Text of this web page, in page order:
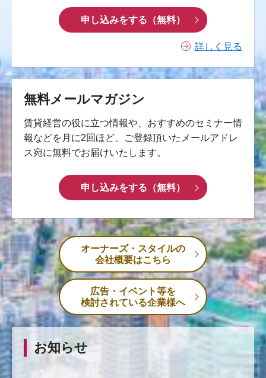
申し込みをする（無料）
詳しく見る
無料メールマガジン
賃貸経営の役に立つ情報や、おすすめのセミナー情
報などを月に2回ほど、ご登録頂いたメールアドレ
ス宛に無料でお届けいたします。
申し込みをする（無料）
オーナーズ・スタイルの
会社概要はこちら
広告・イベント等を
検討されている企業様へ
お知らせ